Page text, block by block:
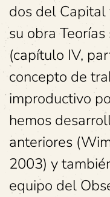
dos del
su obra
(capítulo IV,
concepto de
improductivo
hemos
anteriores
2003) y
equipo del